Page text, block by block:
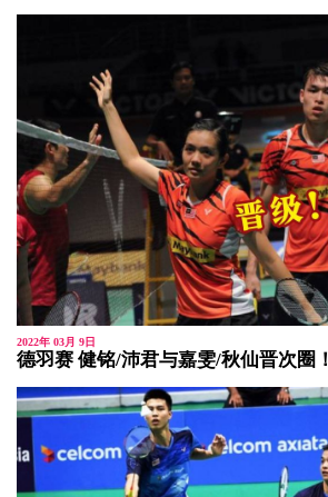
2022年 03月 9日
德羽赛 健铭/沛君与嘉雯/秋仙晋次圈！